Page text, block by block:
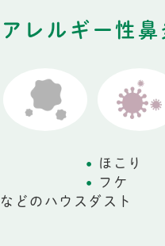
レルギー性鼻
ほこり
フケ
どのハウスダスト